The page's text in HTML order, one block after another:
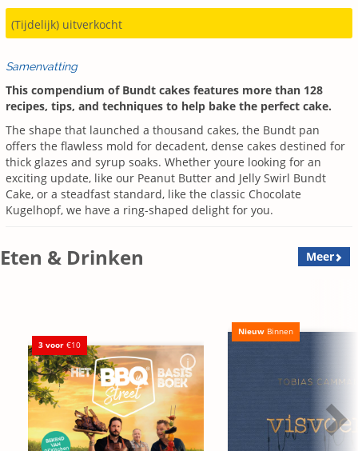
(Tijdelijk) uitverkocht
Samenvatting
This compendium of Bundt cakes features more than 128
recipes, tips, and techniques to help bake the perfect cake.
The shape that launched a thousand cakes, the Bundt pan
offers the flawless mold for decadent, dense cakes destined for
thick glazes and syrup soaks. Whether youre looking for an
exciting update, like our Peanut Butter and Jelly Swirl Bundt
Cake, or a steadfast standard, like the classic Chocolate
Kugelhopf, we have a ring-shaped delight for you.
Eten & Drinken Meer
3 voor €10
Nieuw Binnen